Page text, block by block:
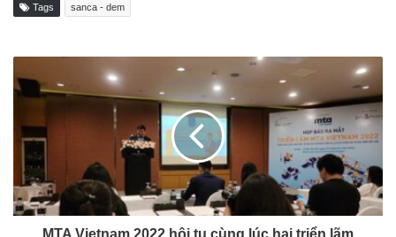
Tags sanca - dem
MTA Vietnam 2022 hội tụ cùng lúc hai triển lãm